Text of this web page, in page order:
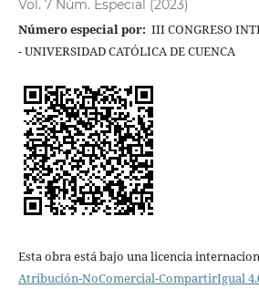
Vol. 7 Núm. Especial (2023)
Número especial por: III CONGRESO
- UNIVERSIDAD CATÓLICA DE CUENCA
Esta obra está bajo una licencia
Atribución-NoComercial-CompartirIgual